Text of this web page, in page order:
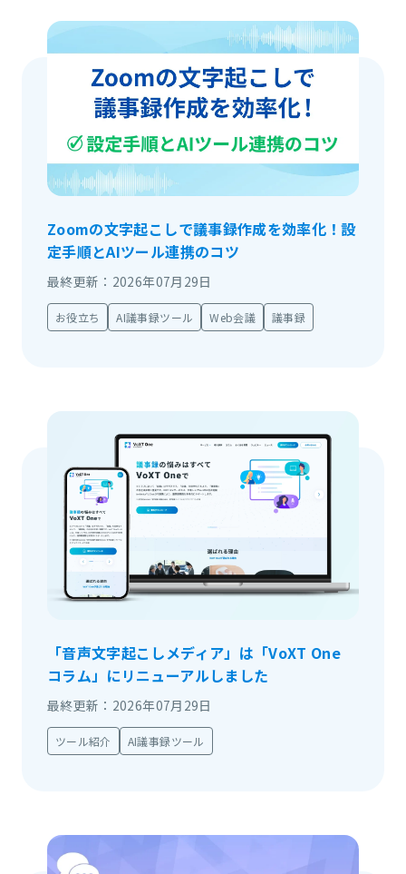
Zoomの文字起こしで議事録作成を効率化！設
定手順とAIツール連携のコツ
最終更新：2026年07月29日
お役立ち AI議事録ツール Web会議 議事録
「音声文字起こしメディア」は「VoXT One
コラム」にリニューアルしました
最終更新：2026年07月29日
ツール紹介 AI議事録ツール